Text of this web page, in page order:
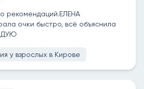
рекомендаций.ЕЛЕНА
очки быстро, всё объяснила
у взрослых в Кирове